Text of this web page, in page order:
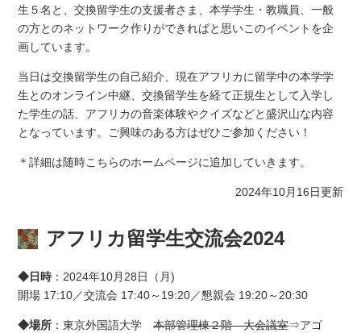
生５名と、交換留学生の支援者さま、本学学生・教職員、一般
の方とのネットワーク作りができればと思いこのイベントを企
画しています。
当日は交換留学生の自己紹介、現在アフリカに留学中の本学学
生とのオンライン中継、交換留学生を経て正規生として入学し
た学生の話、アフリカの音楽体験やクイズなどと盛沢山な内容
となっています。ご興味のある方はぜひご参加ください！
＊詳細は随時こちらのホームページに追加していきます。
2024年10月16日更新
アフリカ留学生交流会2024
◆日時 ：2024年10月28日（月)
開場 17:10／交流会 17:40～19:20／懇親会 19:20～20:30
◆場所 ：東京外国語大学本部管理棟２階 大会議室⇒アゴ